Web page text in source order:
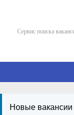
contentСервис поиска
Новые